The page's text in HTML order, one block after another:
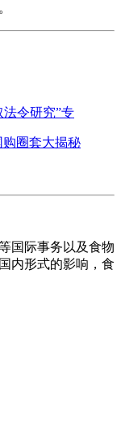
法令研究”专
购圈套大揭秘
国际事务以及食物
内形式的影响，食